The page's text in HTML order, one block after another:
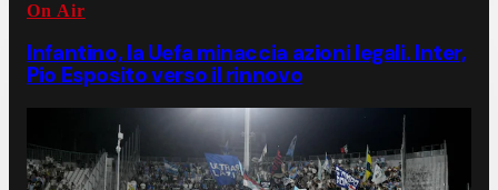
On Air
Infantino, la Uefa minaccia azioni legali. Inter,
Pio Esposito verso il rinnovo